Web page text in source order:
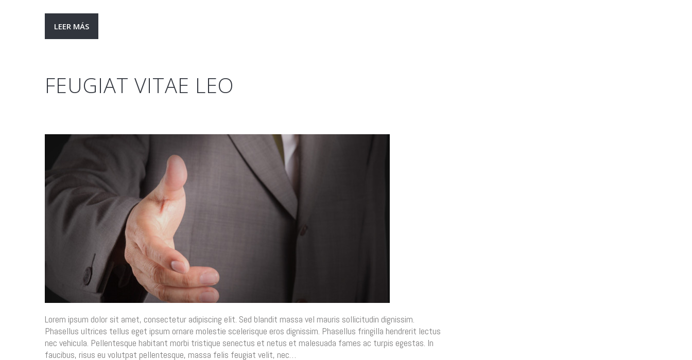
LEER MÁS
FEUGIAT VITAE LEO
Lorem ipsum dolor sit amet, consectetur adipiscing elit. Sed blandit massa vel mauris sollicitudin dignissim.
Phasellus ultrices tellus eget ipsum ornare molestie scelerisque eros dignissim. Phasellus fringilla hendrerit lectus
nec vehicula. Pellentesque habitant morbi tristique senectus et netus et malesuada fames ac turpis egestas. In
faucibus, risus eu volutpat pellentesque, massa felis feugiat velit, nec…